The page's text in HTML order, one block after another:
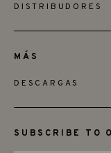
DISTRIBUDORES
MÁS
DESCARGAS
SUBSCRIBE TO